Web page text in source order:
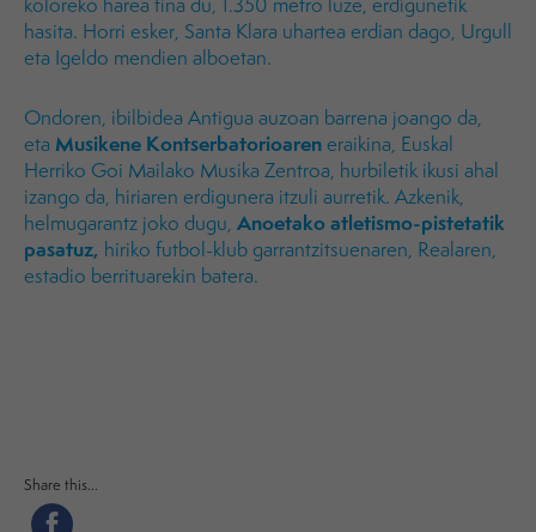
hasita. Horri esker, Santa Klara uhartea erdian dago, Urgull
eta Igeldo mendien alboetan.
Ondoren, ibilbidea Antigua auzoan barrena joango da,
eta Musikene Kontserbatorioaren eraikina, Euskal
Herriko Goi Mailako Musika Zentroa, hurbiletik ikusi ahal
izango da, hiriaren erdigunera itzuli aurretik. Azkenik,
helmugarantz joko dugu, Anoetako atletismo-pistetatik
pasatuz, hiriko futbol-klub garrantzitsuenaren, Realaren,
estadio berrituarekin batera.
Share this...